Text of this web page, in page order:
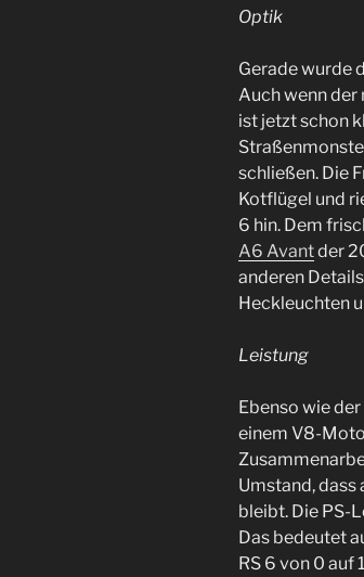
Optik
Gerade wurde
Auch wenn der
ist jetzt schon
schließen. Die
Kotflügel und
6 hin. Dem
A6 Avantder
anderen
Heckleuchten
Leistung
Ebenso wie
einem V8-
Umstand,
bleibt. Die PS-
Das bedeutet
RS 6 von 0 auf